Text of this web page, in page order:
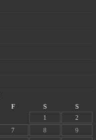
F S
S
1
2
7 8
9